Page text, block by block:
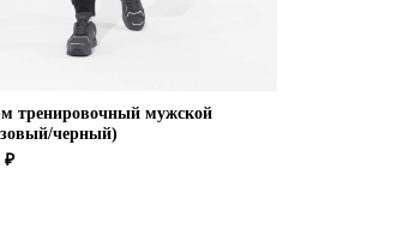
тренировочный мужской
черный)
₽